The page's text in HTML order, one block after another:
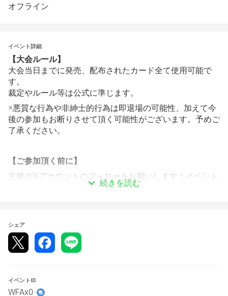
オフライン
イベント詳細
【大会ルール】
大会当日までに発売、配布されたカード全て使用可能で
す。
裁定やルール等は公式に準じます。
※悪質な行為や非紳士的行為は即退場の可能性、加えて今
後の参加もお断りさせて頂く可能性がございます。予めご
了承ください。
【ご参加頂く前に】
主催の𝕏アカウントのフォローをお願いします！イベント
開始までの事前アナウンス等はこちらのアカウントから発
https://x.com/mun_amu
https://x.com/corgi_r_oomiya
(対戦動画、デッキレシピ等)
続きを読む
シェア
イベントID
WFAx0